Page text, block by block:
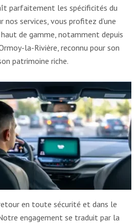
parfaitement les spécificités du
services, vous profitez d’une
de gamme, notamment depuis
la-Rivière, reconnu pour son
patrimoine riche.
en toute sécurité et dans le
engagement se traduit par la